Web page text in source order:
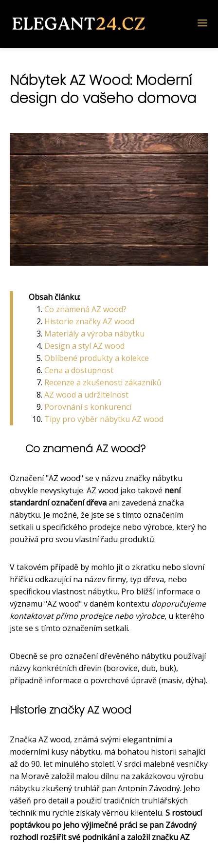
Nábytek AZ Wood: Moderní
design do vašeho domova
Obsah článku:
Co znamená AZ wood?
Historie značky AZ wood
Materiály a výroba nábytku
Design a styl AZ wood
Oblíbené produkty a kolekce
Cena a dostupnost
Recenze a zkušenosti zákazníků
AZ wood a udržitelnost
Porovnání s konkurencí
Tipy pro výběr nábytku AZ wood
Co znamená AZ wood?
Označení "AZ wood" se v názvu značky nábytku
obvykle nevyskytuje. AZ wood jako takové není
standardní označení dřevaani zavedená značka
nábytku. Je možné, že jste se s tímto označením
setkali u specifického prodejce nebo výrobce, který ho
používá pro svou vlastní řadu produktů.
V takovém případě by mohlo jít o zkratku nebo slovní
hříčku odkazující na název firmy, typ dřeva, nebo
specifickou vlastnost nábytku. Pro bližší informace o
významu "AZ wood" v daném kontextu doporučujeme
kontaktovat přímo prodejce nebo výrobce, u kterého
jste se s tímto označením setkali.
Obecně se pro označení dřevěného nábytku používají
názvy konkrétních dřevin (borovice, dub, buk),
případně informace o povrchové úpravě (masiv, dýha).
Historie značky AZ wood
Značka AZ wood, známá svými elegantními a
moderními kusy nábytku, má bohatou historii sahající
až do 90. let minulého století. V srdci malebné vesničky
na Moravě založil malou dílnu na zakázkovou výrobu
nábytku zkušený truhlář pan Antonín Závodný. Jeho
vášeň pro detail a použití tradičních truhlářských
technik mu rychle získaly věrnou klientelu. S rostoucí
poptávkou po jeho výjimečné práci se pan Závodný
rozhodl rozšířit své podnikání a založil značku AZ